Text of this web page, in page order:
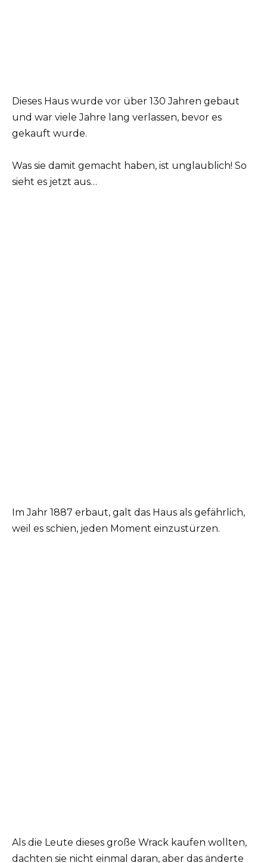
Dieses Haus wurde vor über 130 Jahren gebaut
und war viele Jahre lang verlassen, bevor es
gekauft wurde.
Was sie damit gemacht haben, ist unglaublich! So
sieht es jetzt aus…
Im Jahr 1887 erbaut, galt das Haus als gefährlich,
weil es schien, jeden Moment einzustürzen.
Als die Leute dieses große Wrack kaufen wollten,
dachten sie nicht einmal daran, aber das änderte